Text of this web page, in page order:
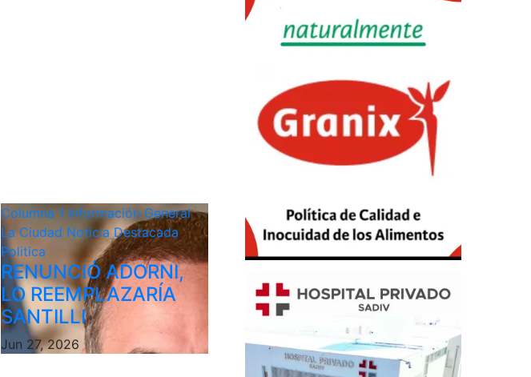
Columna 1 Información General
La Ciudad Noticia Destacada
Politica
RENUNCIÓ ADORNI,
LO REEMPLAZARÍA
SANTILLI
Jun 27, 2026